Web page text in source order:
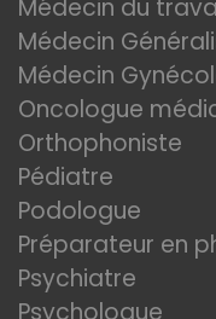
Médecin du
Médecin
Médecin
Oncologue
Orthophoniste
Pédiatre
Podologue
Préparateur en
Psychiatre
Psychologue